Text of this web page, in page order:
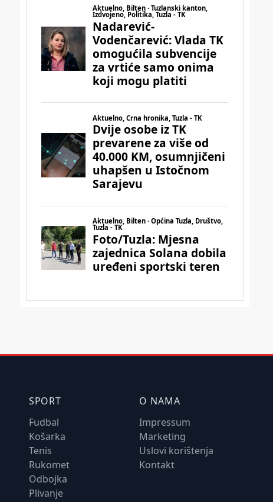
SPORT
Fudbal
Košarka
Tenis
Rukomet
Odbojka
Plivanje
O NAMA
Impressum
Marketing
Uslovi korištenja
Kontakt